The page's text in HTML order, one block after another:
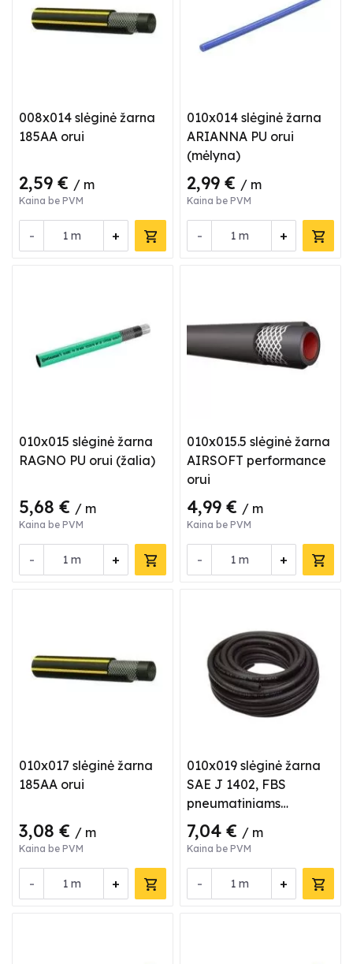
008x014 slėginė žarna
185AA orui
2,59 € / m
Kaina be PVM
- +
m
010x014 slėginė žarna
ARIANNA PU orui
(mėlyna)
2,99 € / m
Kaina be PVM
- +
m
010x015 slėginė žarna
RAGNO PU orui (žalia)
5,68 € / m
Kaina be PVM
- +
m
010x015.5 slėginė žarna
AIRSOFT performance
orui
4,99 € / m
Kaina be PVM
- +
m
010x017 slėginė žarna
185AA orui
3,08 € / m
Kaina be PVM
- +
m
010x019 slėginė žarna
SAE J 1402, FBS
pneumatiniams
stabdžams
7,04 € / m
Kaina be PVM
- +
m